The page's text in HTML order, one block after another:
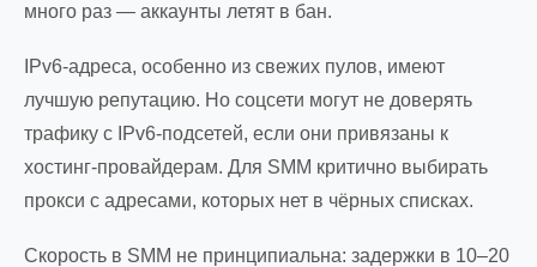
много раз — аккаунты летят в бан.
IPv6-адреса, особенно из свежих пулов, имеют
лучшую репутацию. Но соцсети могут не доверять
трафику с IPv6-подсетей, если они привязаны к
хостинг-провайдерам. Для SMM критично выбирать
прокси с адресами, которых нет в чёрных списках.
Скорость в SMM не принципиальна: задержки в 10–20